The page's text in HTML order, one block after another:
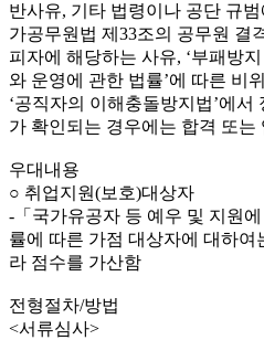
반사유, 기타 법령이나 공단 규
가공무원법 제33조의 공무원 결
피자에 해당하는 사유, ‘부패방
와 운영에 관한 법률’에 따른 비
‘공직자의 이해충돌방지법’에
가 확인되는 경우에는 합격 또는
우대내용
○ 취업지원(보호)대상자
-「국가유공자 등 예우 및 지원
률에 따른 가점 대상자에 대하
라 점수를 가산함
전형절차/방법
<서류심사>